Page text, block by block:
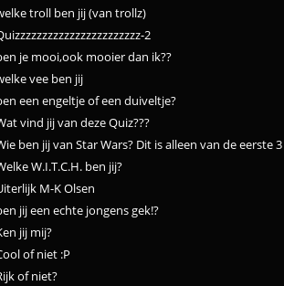
troll ben jij (van trollz)
2
je mooi,ook mooier dan ik??
vee ben jij
een engeltje of een duiveltje?
vind jij van deze Quiz???
ben jij van Star Wars? Dit is alleen van de eerste
W.I.T.C.H. ben jij?
M-K Olsen
jij een echte jongens gek!?
jij mij?
of niet :P
of niet?